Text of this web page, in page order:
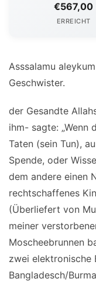
€567,00
ERREICHT
Asssalamu
Geschwister.
der Gesandte
ihm- sagte: „Wenn
Taten (sein Tun),
Spende, oder
dem andere einen
rechtschaffenes
(Überliefert von
meiner
Moscheebrunnen
zwei elektronische
Bangladesch/